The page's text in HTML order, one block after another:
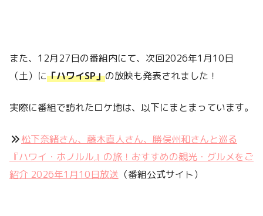
また、12月27日の番組内にて、次回2026年1月10日
（土）に「ハワイSP」の放映も発表されました！
実際に番組で訪れたロケ地は、以下にまとまっています。
松下奈緒さん、藤木直人さん、勝俣州和さんと巡る
『ハワイ・ホノルル』の旅！おすすめの観光・グルメをご
紹介 2026年1月10日放送 （番組公式サイト）